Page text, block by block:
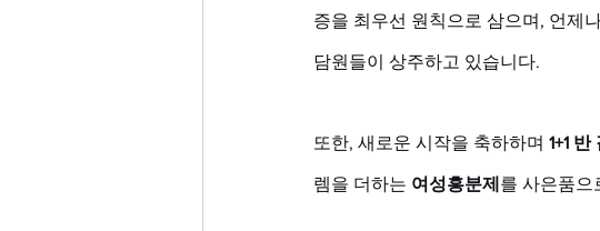
증을 최우선 원칙으로 삼으며, 언제
담원들이 상주하고 있습니다.
또한, 새로운 시작을 축하하며 1+1
렘을 더하는 여성흥분제 를 사은품으